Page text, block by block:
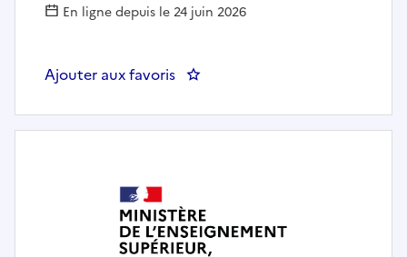
En ligne depuis le 24 juin 2026
Ajouter aux favoris : Directeur des Affaires